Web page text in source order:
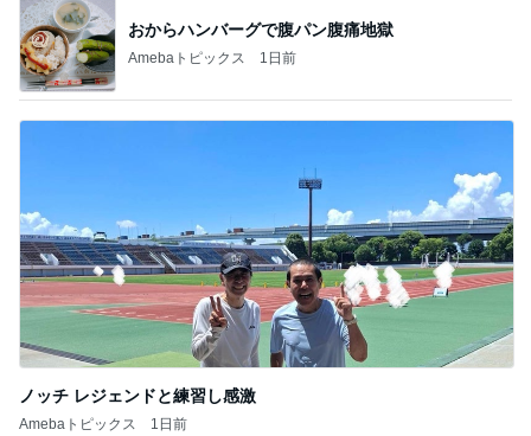
おからハンバーグで腹パン腹痛地獄
Amebaトピックス 1日前
ノッチ レジェンドと練習し感激
Amebaトピックス 1日前